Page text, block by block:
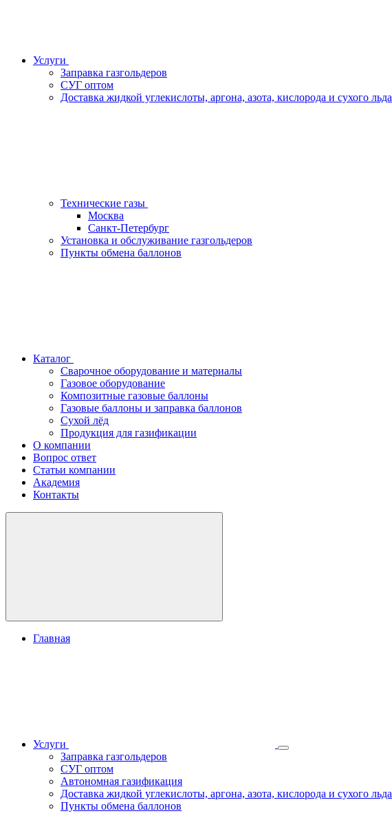
Услуги
Заправка газгольдеров
СУГ оптом
Доставка жидкой углекислоты, аргона, азота, кислорода и сухого льда
Технические газы
Москва
Санкт-Петербург
Установка и обслуживание газгольдеров
Пункты обмена баллонов
Каталог
Сварочное оборудование и материалы
Газовое оборудование
Композитные газовые баллоны
Газовые баллоны и заправка баллонов
Сухой лёд
Продукция для газификации
О компании
Вопрос ответ
Статьи компании
Академия
Контакты
Главная
Услуги
Заправка газгольдеров
СУГ оптом
Автономная газификация
Доставка жидкой углекислоты, аргона, азота, кислорода и сухого льда
Пункты обмена баллонов